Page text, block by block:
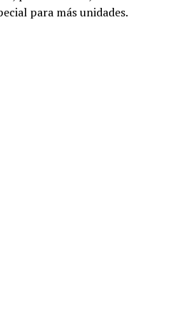
para más unidades.